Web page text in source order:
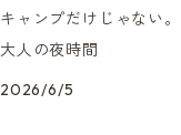
キャンプだけじゃない
大人の夜時間
2026/6/5